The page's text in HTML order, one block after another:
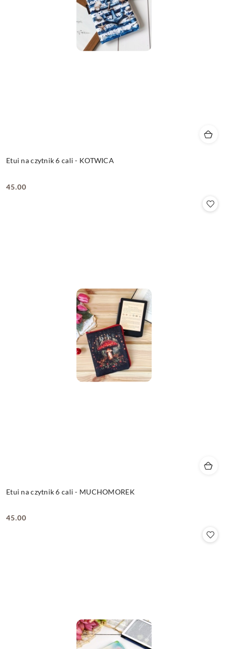
Etui na czytnik 6 cali - KOTWICA
Cena:
45.00
Etui na czytnik 6 cali - MUCHOMOREK
Cena:
45.00